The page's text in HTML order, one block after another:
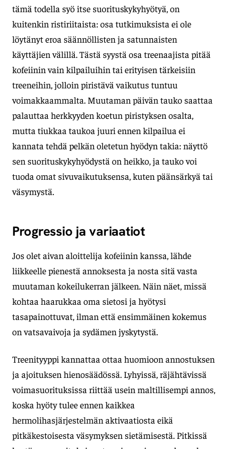
tämä todella syö itse suorituskykyhyötyä, on
kuitenkin ristiriitaista: osa tutkimuksista ei ole
löytänyt eroa säännöllisten ja satunnaisten
käyttäjien välillä. Tästä syystä osa treenaajista pitää
kofeiinin vain kilpailuihin tai erityisen tärkeisiin
treeneihin, jolloin piristävä vaikutus tuntuu
voimakkaammalta. Muutaman päivän tauko saattaa
palauttaa herkkyyden koetun piristyksen osalta,
mutta tiukkaa taukoa juuri ennen kilpailua ei
kannata tehdä pelkän oletetun hyödyn takia: näyttö
sen suorituskykyhyödystä on heikko, ja tauko voi
tuoda omat sivuvaikutuksensa, kuten päänsärkyä tai
väsymystä.
Progressio ja variaatiot
Jos olet aivan aloittelija kofeiinin kanssa, lähde
liikkeelle pienestä annoksesta ja nosta sitä vasta
muutaman kokeilukerran jälkeen. Näin näet, missä
kohtaa haarukkaa oma sietosi ja hyötysi
tasapainottuvat, ilman että ensimmäinen kokemus
on vatsavaivoja ja sydämen jyskytystä.
Treenityyppi kannattaa ottaa huomioon annostuksen
ja ajoituksen hienosäädössä. Lyhyissä, räjähtävissä
voimasuorituksissa riittää usein maltillisempi annos,
koska hyöty tulee ennen kaikkea
hermolihasjärjestelmän aktivaatiosta eikä
pitkäkestoisesta väsymyksen sietämisestä. Pitkissä